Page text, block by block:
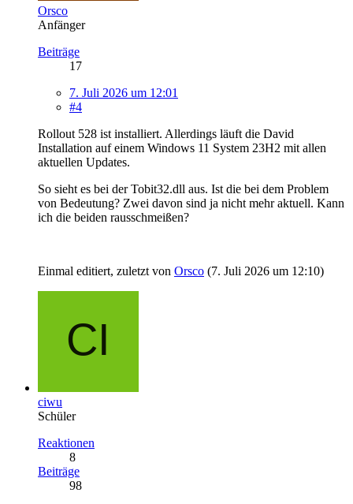
Orsco
Anfänger
Beiträge
17
7. Juli 2026 um 12:01
#4
Rollout 528 ist installiert. Allerdings läuft die David
Installation auf einem Windows 11 System 23H2 mit allen
aktuellen Updates.
So sieht es bei der Tobit32.dll aus. Ist die bei dem Problem
von Bedeutung? Zwei davon sind ja nicht mehr aktuell. Kann
ich die beiden rausschmeißen?
Einmal editiert, zuletzt von Orsco (7. Juli 2026 um 12:10)
ciwu
Schüler
Reaktionen
8
Beiträge
98